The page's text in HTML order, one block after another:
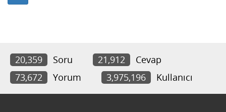
20,359 Soru 21,912
Cevap
73,672
Yorum 3,975,196 Kullanıcı